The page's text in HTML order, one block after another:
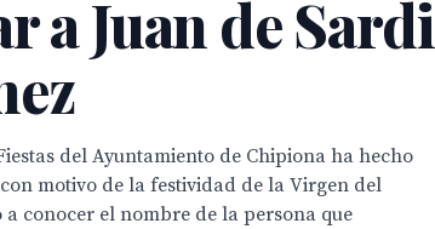
a Juan de Sardi
del Ayuntamiento de Chipiona ha hecho
motivo de la festividad de la Virgen del
a conocer el nombre de la persona que